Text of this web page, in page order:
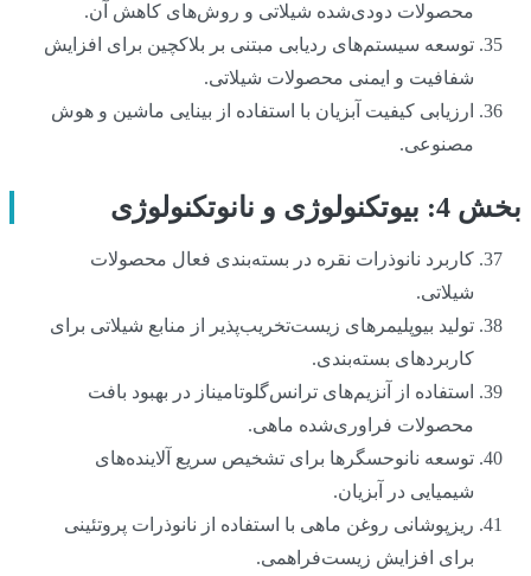
محصولات دودی‌شده شیلاتی و روش‌های کاهش آن.
توسعه سیستم‌های ردیابی مبتنی بر بلاکچین برای افزایش
شفافیت و ایمنی محصولات شیلاتی.
ارزیابی کیفیت آبزیان با استفاده از بینایی ماشین و هوش
مصنوعی.
بخش 4: بیوتکنولوژی و نانوتکنولوژی
کاربرد نانوذرات نقره در بسته‌بندی فعال محصولات
شیلاتی.
تولید بیوپلیمرهای زیست‌تخریب‌پذیر از منابع شیلاتی برای
کاربردهای بسته‌بندی.
استفاده از آنزیم‌های ترانس‌گلوتامیناز در بهبود بافت
محصولات فراوری‌شده ماهی.
توسعه نانوحسگرها برای تشخیص سریع آلاینده‌های
شیمیایی در آبزیان.
ریزپوشانی روغن ماهی با استفاده از نانوذرات پروتئینی
برای افزایش زیست‌فراهمی.